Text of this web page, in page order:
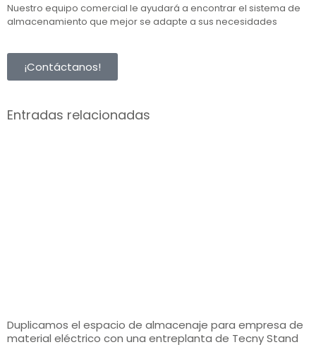
Nuestro equipo comercial le ayudará a encontrar el sistema de
almacenamiento que mejor se adapte a sus necesidades
¡Contáctanos!
Entradas relacionadas
Duplicamos el espacio de almacenaje para empresa de
material eléctrico con una entreplanta de Tecny Stand